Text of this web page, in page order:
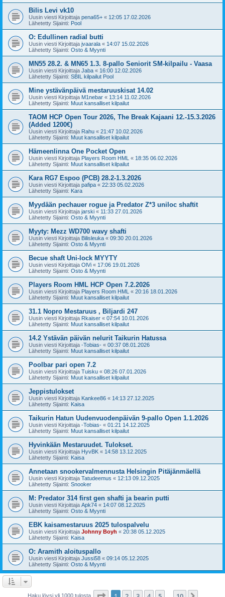
Bilis Levi vk10
Uusin viesti Kirjoittaja pena65+ « 12:05 17.02.2026
Lähetetty Sijainti: Pool
O: Edullinen radial butti
Uusin viesti Kirjoittaja jvaarala « 14:07 15.02.2026
Lähetetty Sijainti: Osto & Myynti
MN55 28.2. & MN65 1.3. 8-pallo Seniorit SM-kilpailu - Vaasa
Uusin viesti Kirjoittaja Jaba « 16:00 12.02.2026
Lähetetty Sijainti: SBIL kilpailut Pool
Mine ystävänpäivä mestaruuskisat 14.02
Uusin viesti Kirjoittaja M1nebar « 13:14 11.02.2026
Lähetetty Sijainti: Muut kansalliset kilpailut
TAOM HCP Open Tour 2026, The Break Kajaani 12.-15.3.2026
(Added 1200€)
Uusin viesti Kirjoittaja Rahu « 21:47 10.02.2026
Lähetetty Sijainti: Muut kansalliset kilpailut
Hämeenlinna One Pocket Open
Uusin viesti Kirjoittaja Players Room HML « 18:35 06.02.2026
Lähetetty Sijainti: Muut kansalliset kilpailut
Kara RG7 Espoo (PCB) 28.2-1.3.2026
Uusin viesti Kirjoittaja pafipa « 22:33 05.02.2026
Lähetetty Sijainti: Kara
Myydään pechauer rogue ja Predator Z*3 uniloc shaftit
Uusin viesti Kirjoittaja jarski « 11:33 27.01.2026
Lähetetty Sijainti: Osto & Myynti
Myyty: Mezz WD700 wavy shafti
Uusin viesti Kirjoittaja Bilisleuka « 09:30 20.01.2026
Lähetetty Sijainti: Osto & Myynti
Becue shaft Uni-lock MYYTY
Uusin viesti Kirjoittaja OlVi « 17:06 19.01.2026
Lähetetty Sijainti: Osto & Myynti
Players Room HML HCP Open 7.2.2026
Uusin viesti Kirjoittaja Players Room HML « 20:16 18.01.2026
Lähetetty Sijainti: Muut kansalliset kilpailut
31.1 Nopro Mestaruus , Biljardi 247
Uusin viesti Kirjoittaja Rkaiser « 07:54 10.01.2026
Lähetetty Sijainti: Muut kansalliset kilpailut
14.2 Ystävän päivän nelurit Taikurin Hatussa
Uusin viesti Kirjoittaja -Tobias- « 00:37 08.01.2026
Lähetetty Sijainti: Muut kansalliset kilpailut
Poolbar pari open 7.2
Uusin viesti Kirjoittaja Tuisku « 08:26 07.01.2026
Lähetetty Sijainti: Muut kansalliset kilpailut
Jeppistulokset
Uusin viesti Kirjoittaja Kankee86 « 14:13 27.12.2025
Lähetetty Sijainti: Kaisa
Taikurin Hatun Uudenvuodenpäivän 9-pallo Open 1.1.2026
Uusin viesti Kirjoittaja -Tobias- « 01:21 14.12.2025
Lähetetty Sijainti: Muut kansalliset kilpailut
Hyvinkään Mestaruudet. Tulokset.
Uusin viesti Kirjoittaja HyvBK « 14:58 13.12.2025
Lähetetty Sijainti: Kaisa
Annetaan snookervalmennusta Helsingin Pitäjänmäellä
Uusin viesti Kirjoittaja Tatudeemus « 12:13 09.12.2025
Lähetetty Sijainti: Snooker
M: Predator 314 first gen shafti ja bearin putti
Uusin viesti Kirjoittaja Apk74 « 14:07 08.12.2025
Lähetetty Sijainti: Osto & Myynti
EBK kaisamestaruus 2025 tulospalvelu
Uusin viesti Kirjoittaja Johnny Boyh « 20:38 05.12.2025
Lähetetty Sijainti: Kaisa
O: Aramith aloituspallo
Uusin viesti Kirjoittaja Jussi58 « 09:14 05.12.2025
Lähetetty Sijainti: Osto & Myynti
Haku löysi yli 1000 tulosta